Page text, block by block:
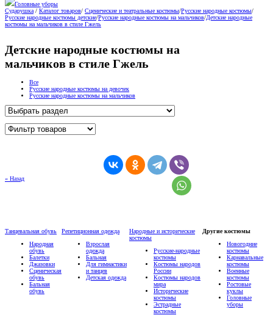
Головные уборы
Сударушка / Каталог товаров/ Сценические и театральные костюмы/Русские народные костюмы/
Русские народные костюмы детские/Русские народные костюмы на мальчиков/Детские народные
костюмы на мальчиков в стиле Гжель
Детские народные костюмы на
мальчиков в стиле Гжель
Все
Русские народные костюмы на девочек
Русские народные костюмы на мальчиков
« Назад
Танцевальная обувь
Народная
обувь
Балетки
Джазовки
Сценическая
обувь
Бальная
обувь
Репетиционная одежда
Взрослая
одежда
Бальная
Для гимнастики
и танцев
Детская одежда
Народные и исторические
костюмы
Русские-народные
костюмы
Костюмы народов
России
Костюмы народов
мира
Исторические
костюмы
Эстрадные
костюмы
Другие костюмы
Новогодние
костюмы
Карнавальные
костюмы
Военные
костюмы
Ростовые
куклы
Головные
уборы